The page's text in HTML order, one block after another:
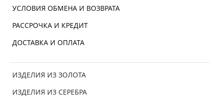
УСЛОВИЯ ОБМЕНА И ВОЗВРАТА
РАССРОЧКА И КРЕДИТ
ДОСТАВКА И ОПЛАТА
ИЗДЕЛИЯ ИЗ ЗОЛОТА
ИЗДЕЛИЯ ИЗ СЕРЕБРА